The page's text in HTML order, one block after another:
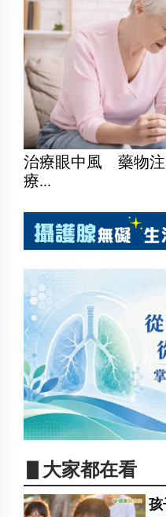
治療眼中風 藥物注
療...
▋大家都在看
孩